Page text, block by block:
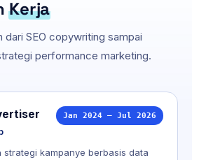
Kerja
dari SEO copywriting sampai
performance marketing.
Jan 2024 — Jul 2026
strategi kampanye berbasis data